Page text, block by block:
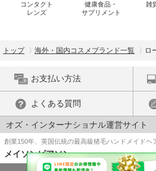
コンタクト
レンズ
健康食品・
サプリメント
雑
トップ 海外・国内コスメブランド一覧 ロ
お支払い方法
よくある質問
オズ・インターナショナル運営サイト
創業150年、英国伝統の最高級猪毛ハンドメイドヘ
メイソンピアソン